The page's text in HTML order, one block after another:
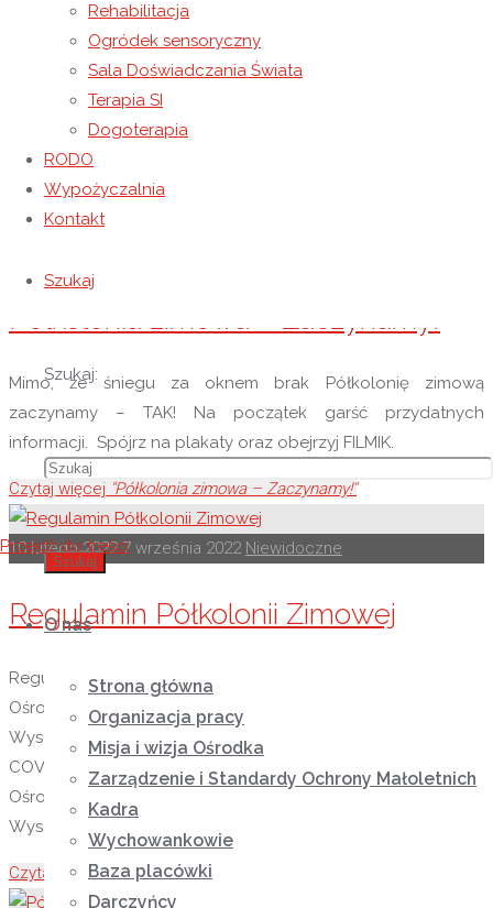
Rehabilitacja
Ogródek sensoryczny
Sala Doświadczania Świata
Terapia SI
Dogoterapia
RODO
Wypożyczalnia
Kontakt
Szukaj
Szukaj:
Szukaj
Przejdź do treści
O nas
Strona główna
Organizacja pracy
Misja i wizja Ośrodka
Zarządzenie i Standardy Ochrony Małoletnich
Kadra
Wychowankowie
Baza placówki
Darczyńcy
28 marca 20227 września 2022
,,Wiosna w obiektywie”
Załącznik nr 1
Czytaj więcej ",,Wiosna w obiektywie”"
Półkolonia zimowa – Zaczynamy!
Mimo, że śniegu za oknem brak Półkolonię zimową
zaczynamy – TAK! Na początek garść przydatnych
informacji. Spójrz na plakaty oraz obejrzyj FILMIK.
Czytaj więcej "Półkolonia zimowa – Zaczynamy!"
10 lutego 20227 września 2022 Niewidoczne
Regulamin Półkolonii Zimowej
Regulamin wypoczynku (półkolonii) w Niepublicznym
Ośrodku Rewalidacyjno – Wychowawczym Caritas w
Wysokiej KLIK Regulamin dotyczący bezpieczeństwa
COVID – 19 podczas pobytu na półkolonii w Niepublicznym
Ośrodku Rewalidacyjno – Wychowawczym Caritas w
Wysokiej KLIK
Czytaj więcej "Regulamin Półkolonii Zimowej"